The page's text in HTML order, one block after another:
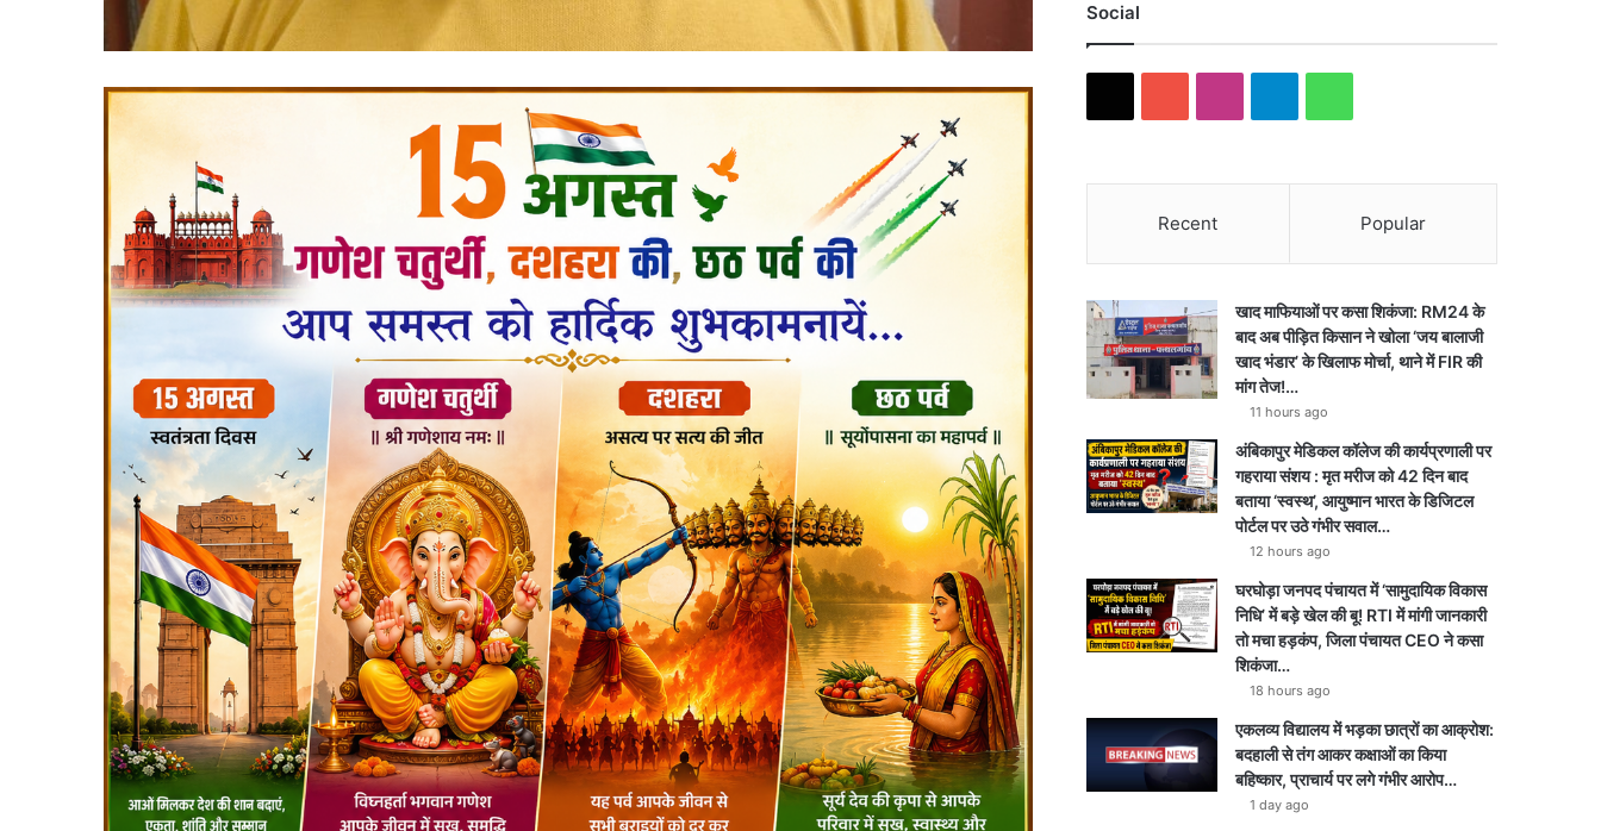
Social
Recent Popular
खाद माफियाओं पर कसा शिकंजा: RM24 के
बाद अब पीड़ित किसान ने खोला ‘जय बालाजी
खाद भंडार’ के खिलाफ मोर्चा, थाने में FIR की
मांग तेज!…
11 hours ago
अंबिकापुर मेडिकल कॉलेज की कार्यप्रणाली पर
गहराया संशय : मृत मरीज को 42 दिन बाद
बताया ‘स्वस्थ’, आयुष्मान भारत के डिजिटल
पोर्टल पर उठे गंभीर सवाल…
12 hours ago
घरघोड़ा जनपद पंचायत में ‘सामुदायिक विकास
निधि’ में बड़े खेल की बू! RTI में मांगी जानकारी
तो मचा हड़कंप, जिला पंचायत CEO ने कसा
शिकंजा…
18 hours ago
एकलव्य विद्यालय में भड़का छात्रों का आक्रोश:
बदहाली से तंग आकर कक्षाओं का किया
बहिष्कार, प्राचार्य पर लगे गंभीर आरोप…
1 day ago